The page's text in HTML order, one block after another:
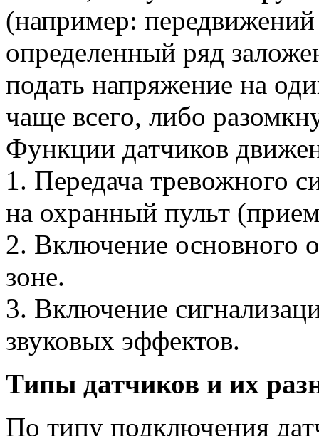
(например:
определенный ряд
подать напряжение на
чаще всего, либо
Функции датчиков
1. Передача тревожного
на охранный пульт
2. Включение основного
зоне.
3. Включение
звуковых эффектов.
Типы датчиков и их
По типу подключения